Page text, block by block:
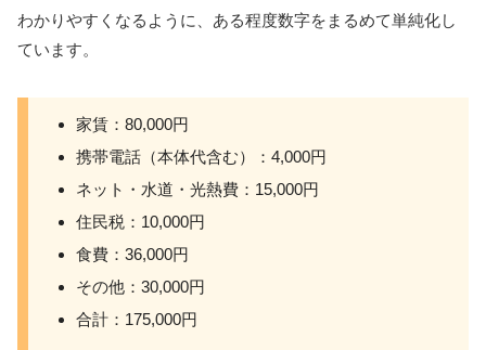
わかりやすくなるように、ある程度数字をまるめて単純化し
ています。
家賃：80,000円
携帯電話（本体代含む）：4,000円
ネット・水道・光熱費：15,000円
住民税：10,000円
食費：36,000円
その他：30,000円
合計：175,000円